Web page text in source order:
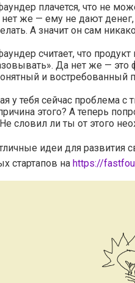
плачется, что не
же — ему не дают
А значит он сам
считает, что
Да нет же — это
и востребованный
у тебя сейчас проблема
этого? А теперь
словил ли ты от этого
идеи для развития
стартапов на https://